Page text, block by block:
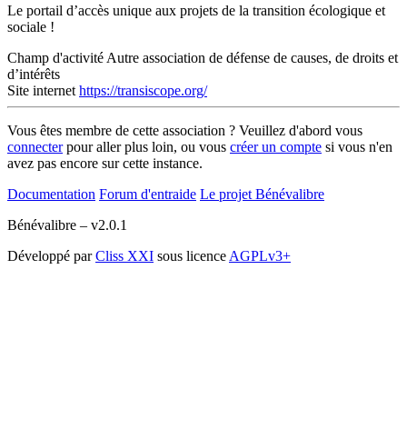
Le portail d’accès unique aux projets de la transition écologique et
sociale !
Champ d'activité Autre association de défense de causes, de droits et
d’intérêts
Site internet https://transiscope.org/
Vous êtes membre de cette association ? Veuillez d'abord vous
connecterpour aller plus loin, ou vous créer un compte si vous n'en
avez pas encore sur cette instance.
Documentation Forum d'entraide Le projet Bénévalibre
Bénévalibre – v2.0.1
Développé parCliss XXI sous licence AGPLv3+